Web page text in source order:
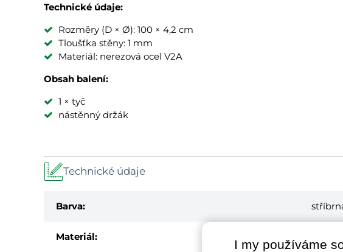
Technické údaje:
Rozměry (D × Ø): 100 × 4,2 cm
Tloušťka stěny: 1 mm
Materiál: nerezová ocel V2A
Obsah balení:
1 × tyč
nástěnný držák
Technické údaje
Barva:
Materiál:
I my používáme